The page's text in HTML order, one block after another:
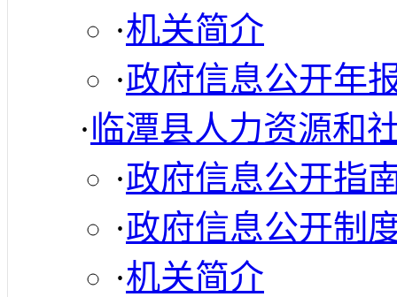
·机关简介
·政府信息公开年
·临潭县人力资源和
·政府信息公开指
·政府信息公开制
·机关简介